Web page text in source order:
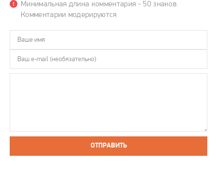
Минимальная длина комментария - 50 знаков.
Комментарии модерируются
ОТПРАВИТЬ